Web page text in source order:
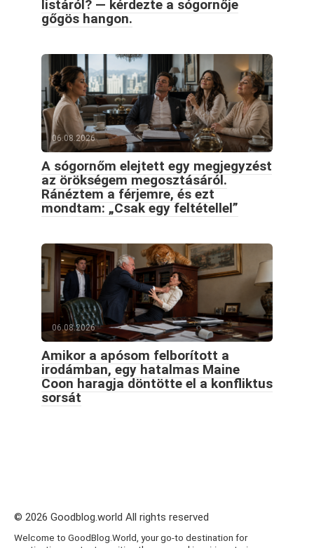
listáról? — kérdezte a sógornője
gőgös hangon.
06.08.2026
A sógornőm elejtett egy megjegyzést
az örökségem megosztásáról.
Ránéztem a férjemre, és ezt
mondtam: „Csak egy feltétellel”
06.08.2026
Amikor a apósom felborított a
irodámban, egy hatalmas Maine
Coon haragja döntötte el a konfliktus
sorsát
© 2026 Goodblog.world All rights reserved
Welcome to GoodBlog.World, your go-to destination for